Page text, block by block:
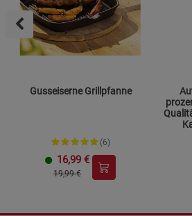
Gusseiserne Grillpfanne
(6)
16,99 €
19,99 €